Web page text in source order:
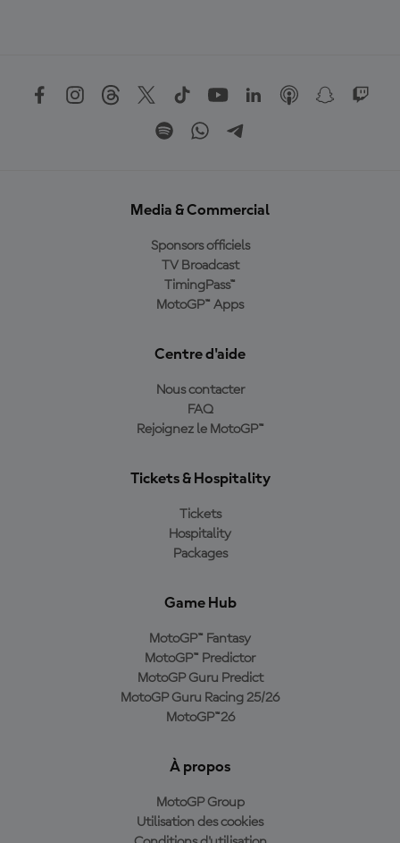
Media & Commercial
Sponsors officiels
TV Broadcast
TimingPass™
MotoGP™ Apps
Centre d'aide
Nous contacter
FAQ
Rejoignez le MotoGP™
Tickets & Hospitality
Tickets
Hospitality
Packages
Game Hub
MotoGP™ Fantasy
MotoGP™ Predictor
MotoGP Guru Predict
MotoGP Guru Racing 25/26
MotoGP™26
À propos
MotoGP Group
Utilisation des cookies